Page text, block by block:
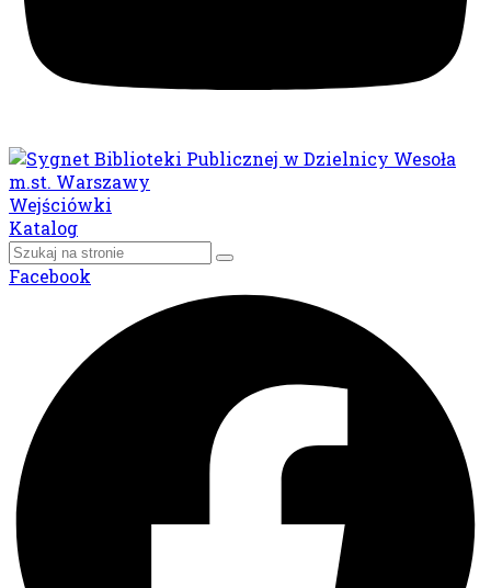
Wejściówki
Katalog
Facebook